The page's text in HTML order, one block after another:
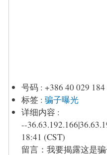
号码 : +386 40 029 184
标签 : 骗子曝光
详细内容 :
--
18:41 (CST)
留言：我要揭露这是